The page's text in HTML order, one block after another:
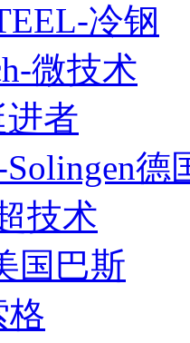
冷钢
微技术
进者
德
技术
国巴斯
格